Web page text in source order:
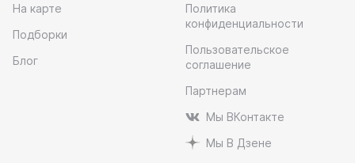
На карте
Подборки
Блог
Политика
конфиденциальности
Пользовательское
соглашение
Партнерам
Мы ВКонтакте
Мы В Дзене